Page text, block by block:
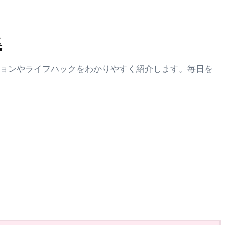
ンやライフハックをわかりやすく紹介します。毎日を